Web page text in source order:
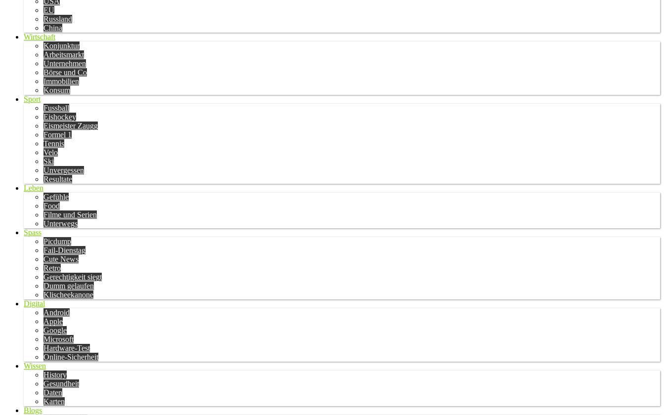
EU
Russland
China
Wirtschaft
Konjunktur
Arbeitsmarkt
Unternehmen
Börse und Co
Immobilien
Konsum
Sport
Fussball
Eishockey
Eismeister Zaugg
Formel 1
Tennis
Velo
Ski
Unvergessen
Resultate
Leben
Gefühle
Food
Filme und Serien
Unterwegs
Spass
Picdump
Fail-Dienstag
Cute News
Retro
Gerechtigkeit siegt
Dumm gelaufen
Klischeekanone
Digital
Android
Apple
Google
Microsoft
Hardware-Test
Online-Sicherheit
Wissen
History
Gesundheit
Daten
Karten
Blogs